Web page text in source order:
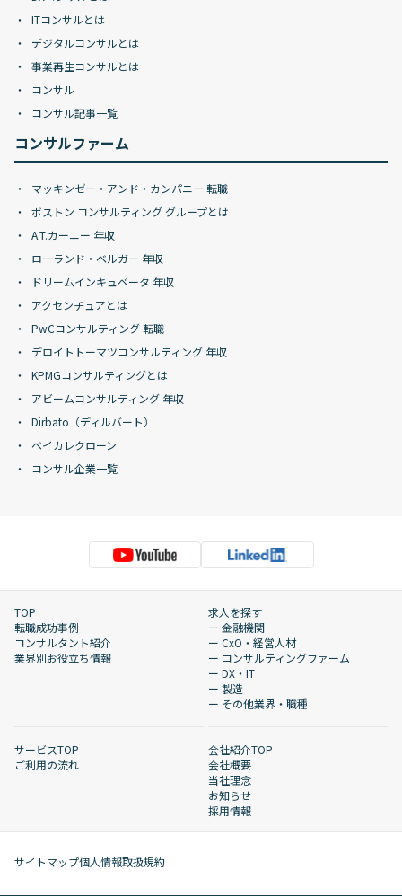
ITコンサルとは
デジタルコンサルとは
事業再生コンサルとは
コンサル
コンサル記事一覧
コンサルファーム
マッキンゼー・アンド・カンパニー 転職
ボストン コンサルティング グループとは
A.T.カーニー 年収
ローランド・ベルガー 年収
ドリームインキュベータ 年収
アクセンチュアとは
PwCコンサルティング 転職
デロイトトーマツコンサルティング 年収
KPMGコンサルティングとは
アビームコンサルティング 年収
Dirbato（ディルバート）
ベイカレクローン
コンサル企業一覧
TOP
転職成功事例
コンサルタント紹介
業界別お役立ち情報
求人を探す
ー 金融機関
ー CxO・経営人材
ー コンサルティングファーム
ー DX・IT
ー 製造
ー その他業界・職種
サービスTOP
ご利用の流れ
会社紹介TOP
会社概要
当社理念
お知らせ
採用情報
サイトマップ個人情報取扱規約